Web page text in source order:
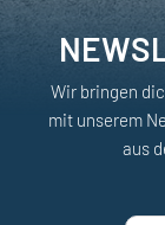
Wir bringen
mit unserem
aus